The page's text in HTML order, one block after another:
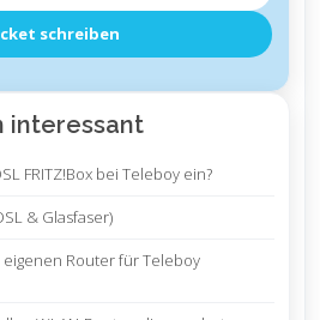
schreiben
interessant
FRITZ!Box bei Teleboy ein?
& Glasfaser)
Router für Teleboy